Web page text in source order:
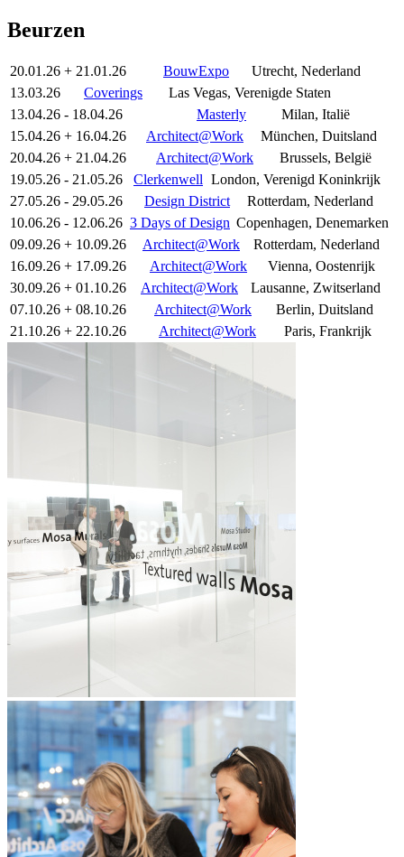
Beurzen
20.01.26 + 21.01.26 BouwExpo
Utrecht, Nederland
13.03.26
Coverings
Las Vegas, Verenigde Staten
13.04.26 - 18.04.26
Masterly
Milan, Italië
15.04.26 + 16.04.26
Architect@Work
München, Duitsland
20.04.26 + 21.04.26
Architect@Work
Brussels, België
19.05.26 - 21.05.26
Clerkenwell London, Verenigd Koninkrijk
27.05.26 - 29.05.26
Design District
Rotterdam, Nederland
10.06.26 - 12.06.26 3 Days of Design Copenhagen, Denemarken
09.09.26 + 10.09.26
Architect@Work
Rotterdam, Nederland
16.09.26 + 17.09.26
Architect@Work
Vienna, Oostenrijk
30.09.26 + 01.10.26
Architect@Work
Lausanne, Zwitserland
07.10.26 + 08.10.26
Architect@Work
Berlin, Duitsland
21.10.26 + 22.10.26
Architect@Work Paris, Frankrijk